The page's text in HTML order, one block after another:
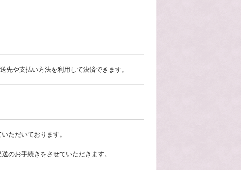
先や支払い方法を利用して決済できます。
ただいております。
のお手続きをさせていただきます。